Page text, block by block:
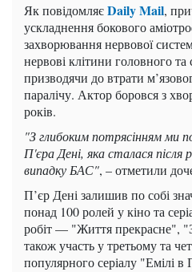
Як повідомляєDaily Mail,
ускладнення бокового
захворювання нервової
нервові клітини головного
призводячи до втрати
паралічу. Актор боровся з
років.
"З глибоким потрясінням ми
П'єра Дені, яка сталася
випадку БАС", – отметили
П’єр Дені залишив по собі
понад 100 ролей у кіно та
робіт — "Життя прекрасне",
також участь у третьому та
популярного серіалу "Емілі в